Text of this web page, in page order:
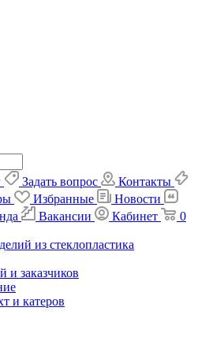
Задать вопрос
Контакты
Избранные
Новости
Вакансии Кабинет
0
из стеклопластика
и заказчиков
и катеров